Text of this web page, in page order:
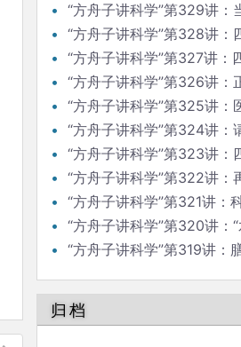
“方舟子讲科学”第329讲：
坝变形
“方舟子讲科学”第328讲：
院士比预料的还大胆
“方舟子讲科学”第327讲：
院士造假越来越大胆
“方舟子讲科学”第326讲：
到，会不会缺席？
“方舟子讲科学”第325讲：
媒体来“放”
“方舟子讲科学”第324讲：
拿出检测普洱茶论文来
“方舟子讲科学”第323讲：
“氢气控癌”是真的吗？
“方舟子讲科学”第322讲：
祖国”“方舟子讲科学”第321讲：
学组织有祖国
“方舟子讲科学”第320讲：
是不是骗局？
“方舟子讲科学”第319讲：
归档